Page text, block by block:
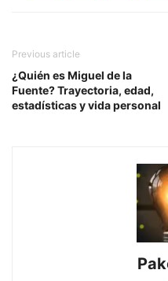
Previous article
¿Quién es Miguel de la
Fuente? Trayectoria, edad,
estadísticas y vida personal